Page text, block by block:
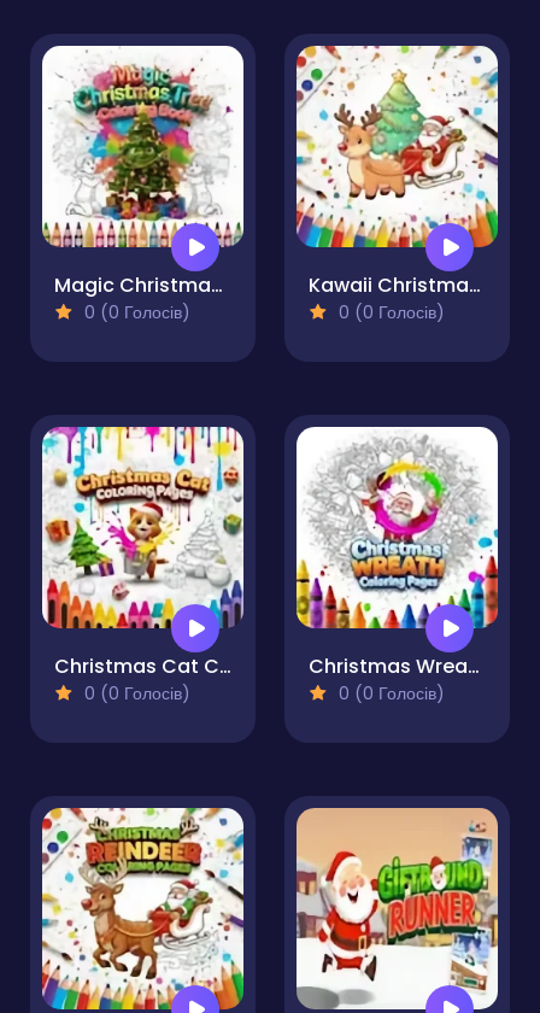
Magic Christmas Tree Coloring Book
0 (0 Голосів)
Kawaii Christmas Coloring Pages
0 (0 Голосів)
Christmas Cat Coloring Pages
0 (0 Голосів)
Christmas Wreath Coloring Pages
0 (0 Голосів)